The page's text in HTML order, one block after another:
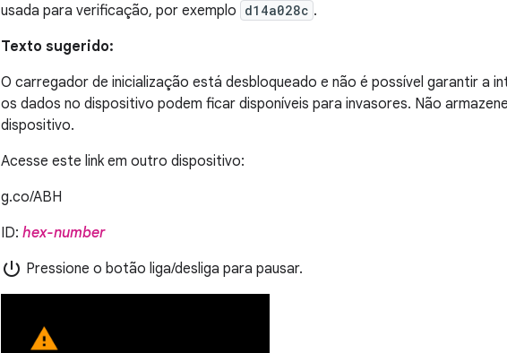
usada para verificação, por exemplo d14a028c .
Texto sugerido:
O carregador de inicialização está desbloqueado e não é possível garantir a
os dados no dispositivo podem ficar disponíveis para invasores. Não
dispositivo.
Acesse este link em outro dispositivo:
g.co/ABH
ID: hex-number
power_settings_new Pressione o botão liga/desliga para pausar.